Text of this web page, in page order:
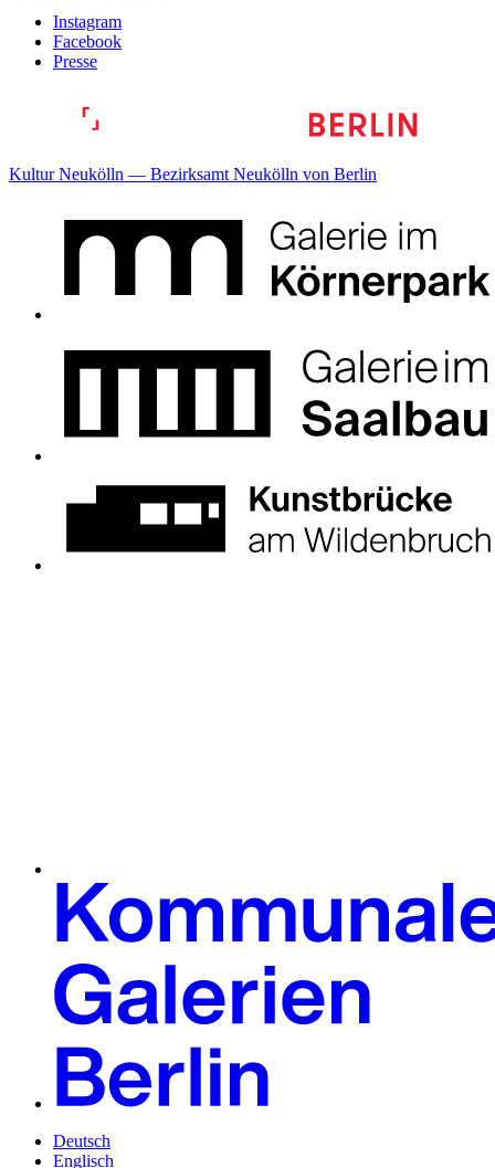
Instagram
Facebook
Presse
Kultur Neukölln — Bezirksamt Neukölln von Berlin
Deutsch
Englisch